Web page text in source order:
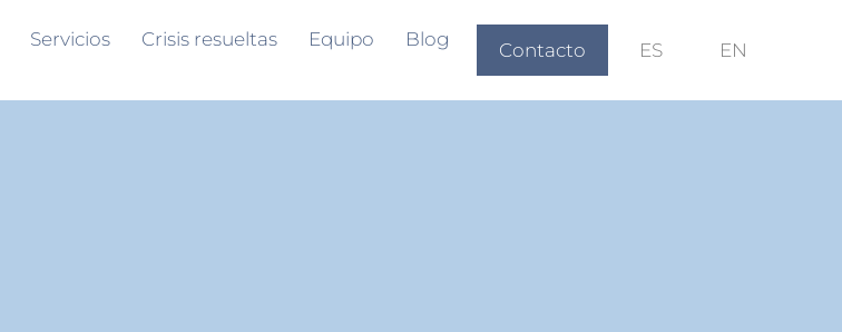
Servicios Crisis resueltas Equipo Blog Contacto ES EN